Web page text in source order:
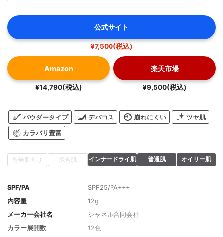
公式サイト
¥7,500(税込)
Amazon
¥14,790(税込)
楽天市場
¥9,500(税込)
パウダータイプ デパコス 崩れにくい ツヤ肌
カラバリ豊富
乾燥肌向け 混合肌 インナードライ肌 普通肌 オイリー肌
SPF/PA
SPF25/PA+++
内容量
12g
メーカー会社名
シャネル合同会社
カラー展開数
12色